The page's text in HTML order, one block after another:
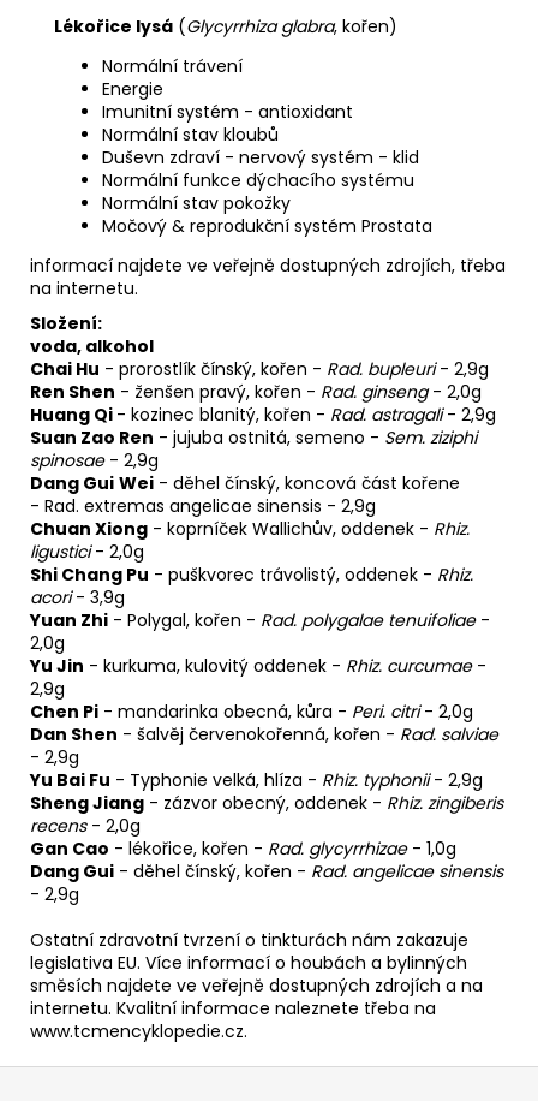
Lékořice lysá (Glycyrrhiza glabra, kořen)
Normální trávení
Energie
Imunitní systém - antioxidant
Normální stav kloubů
Duševn zdraví - nervový systém - klid
Normální funkce dýchacího systému
Normální stav pokožky
Močový & reprodukční systém Prostata
informací najdete ve veřejně dostupných zdrojích, třeba
na internetu.
Složení:
voda, alkohol
Chai Hu - prorostlík čínský, kořen - Rad. bupleuri- 2,9g
Ren Shen - ženšen pravý, kořen - Rad. ginseng- 2,0g
Huang Qi - kozinec blanitý, kořen - Rad. astragali- 2,9g
Suan Zao Ren - jujuba ostnitá, semeno - Sem. ziziphi
spinosae- 2,9g
Dang Gui Wei - děhel čínský, koncová část kořene
- Rad. extremas angelicae sinensis - 2,9g
Chuan Xiong - koprníček Wallichův, oddenek - Rhiz.
ligustici- 2,0g
Shi Chang Pu - puškvorec trávolistý, oddenek - Rhiz.
acori - 3,9g
Yuan Zhi - Polygal, kořen - Rad. polygalae tenuifoliae -
2,0g
Yu Jin - kurkuma, kulovitý oddenek - Rhiz. curcumae-
2,9g
Chen Pi - mandarinka obecná, kůra - Peri. citri- 2,0g
Dan Shen - šalvěj červenokořenná, kořen - Rad. salviae
- 2,9g
Yu Bai Fu - Typhonie velká, hlíza - Rhiz. typhonii- 2,9g
Sheng Jiang - zázvor obecný, oddenek - Rhiz. zingiberis
recens- 2,0g
Gan Cao - lékořice, kořen - Rad. glycyrrhizae- 1,0g
Dang Gui - děhel čínský, kořen - Rad. angelicae sinensis
- 2,9g
Ostatní zdravotní tvrzení o tinkturách nám zakazuje
legislativa EU. Více informací o houbách a bylinných
směsích najdete ve veřejně dostupných zdrojích a na
internetu. Kvalitní informace naleznete třeba na
www.tcmencyklopedie.cz.
Z